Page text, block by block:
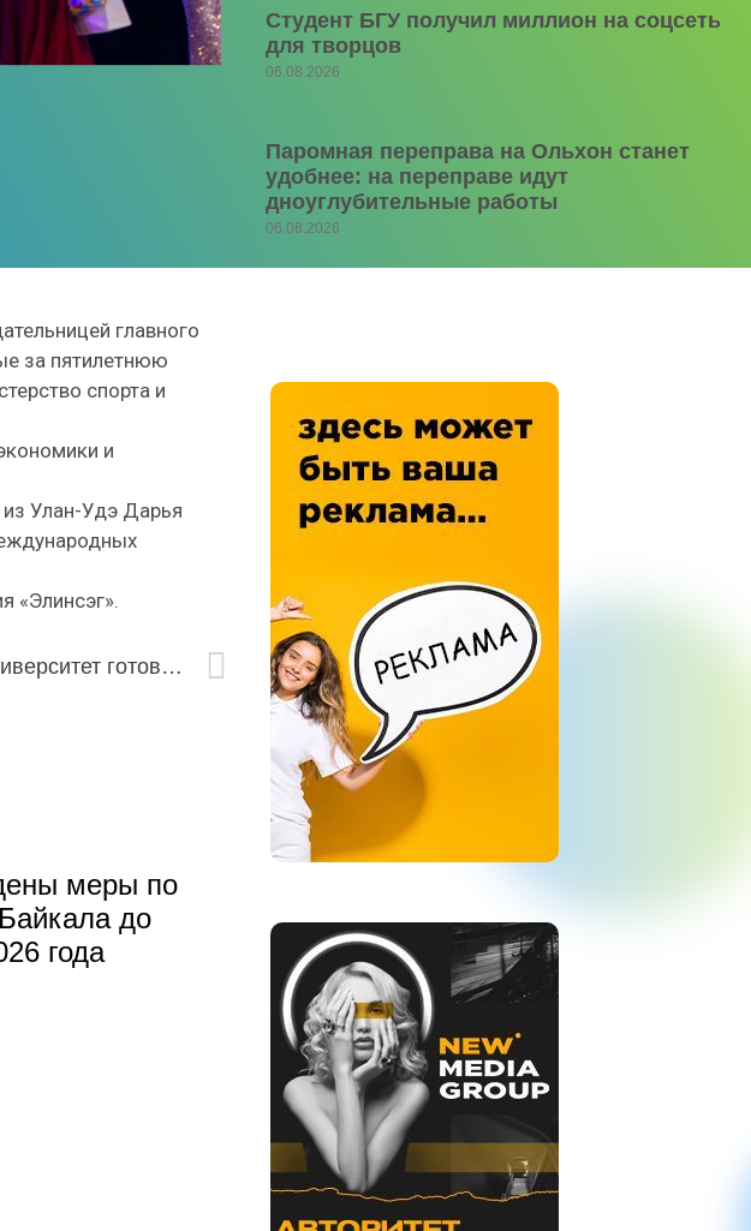
Студент БГУ получил миллион на соцсеть
для творцов
06.08.2026
Паромная переправа на Ольхон станет
удобнее: на переправе идут
дноуглубительные работы
06.08.2026
главного
за пятилетнюю
спорта и
и
Улан-Удэ Дарья
«Элинсэг».
Бурятский государственный университет готовится отметить свой юбилей
меры по
до
года